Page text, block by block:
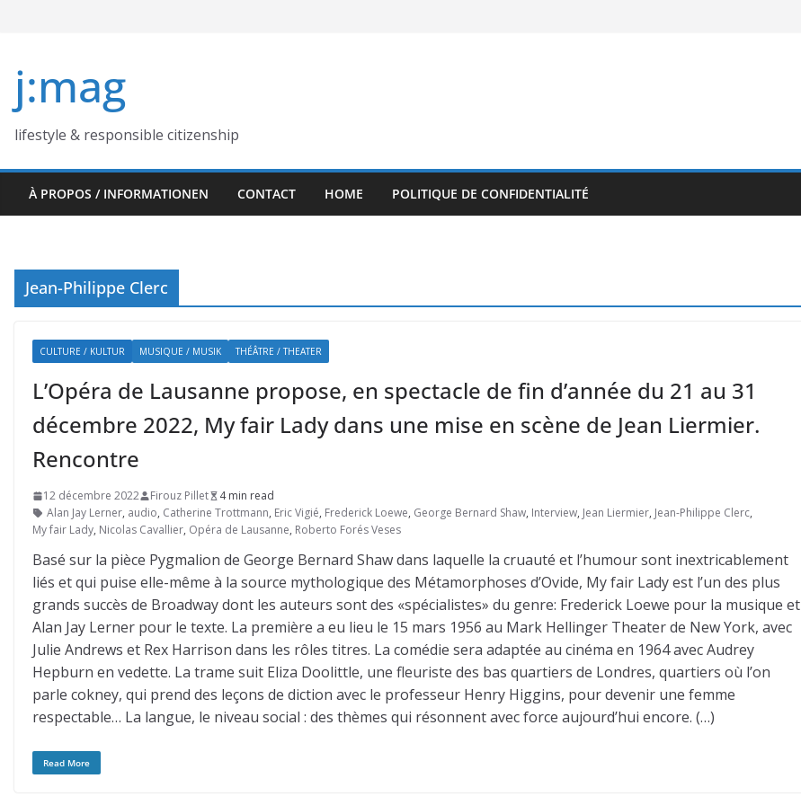
j:mag
lifestyle & responsible citizenship
À PROPOS / INFORMATIONEN CONTACT HOME POLITIQUE DE CONFIDENTIALITÉ
Jean-Philippe Clerc
CULTURE / KULTUR MUSIQUE / MUSIK THÉÂTRE / THEATER
L’Opéra de Lausanne propose, en spectacle de fin d’année du 21 au 31
décembre 2022, My fair Lady dans une mise en scène de Jean Liermier.
Rencontre
12 décembre 2022 Firouz Pillet
4 min read
Alan Jay Lerner, audio, Catherine Trottmann, Eric Vigié, Frederick Loewe, George Bernard Shaw, Interview, Jean Liermier, Jean-Philippe Clerc,
My fair Lady, Nicolas Cavallier, Opéra de Lausanne, Roberto Forés Veses
Basé sur la pièce Pygmalion de George Bernard Shaw dans laquelle la cruauté et l’humour sont inextricablement
liés et qui puise elle-même à la source mythologique des Métamorphoses d’Ovide, My fair Lady est l’un des plus
grands succès de Broadway dont les auteurs sont des «spécialistes» du genre: Frederick Loewe pour la musique et
Alan Jay Lerner pour le texte. La première a eu lieu le 15 mars 1956 au Mark Hellinger Theater de New York, avec
Julie Andrews et Rex Harrison dans les rôles titres. La comédie sera adaptée au cinéma en 1964 avec Audrey
Hepburn en vedette. La trame suit Eliza Doolittle, une fleuriste des bas quartiers de Londres, quartiers où l’on
parle cokney, qui prend des leçons de diction avec le professeur Henry Higgins, pour devenir une femme
respectable… La langue, le niveau social : des thèmes qui résonnent avec force aujourd’hui encore. (…)
Read More